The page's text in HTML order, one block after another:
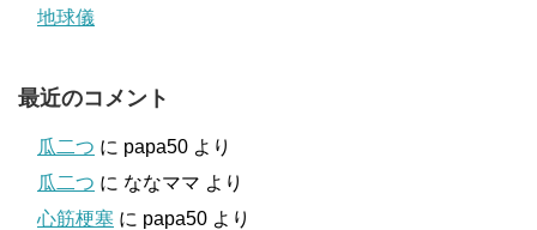
地球儀
最近のコメント
瓜二つ に papa50 より
瓜二つ に ななママ より
心筋梗塞 に papa50 より